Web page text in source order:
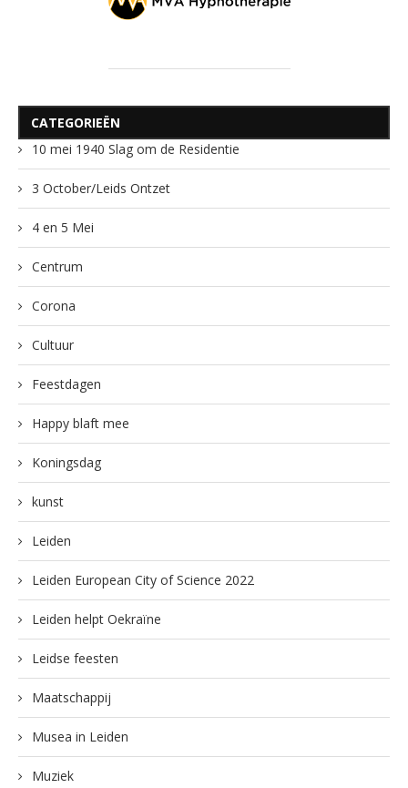
CATEGORIEËN
10 mei 1940 Slag om de Residentie
3 October/Leids Ontzet
4 en 5 Mei
Centrum
Corona
Cultuur
Feestdagen
Happy blaft mee
Koningsdag
kunst
Leiden
Leiden European City of Science 2022
Leiden helpt Oekraïne
Leidse feesten
Maatschappij
Musea in Leiden
Muziek